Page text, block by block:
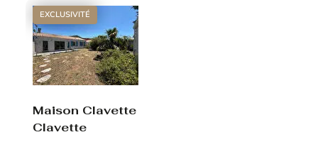
EXCLUSIVITÉ
Maison Clavette
Clavette